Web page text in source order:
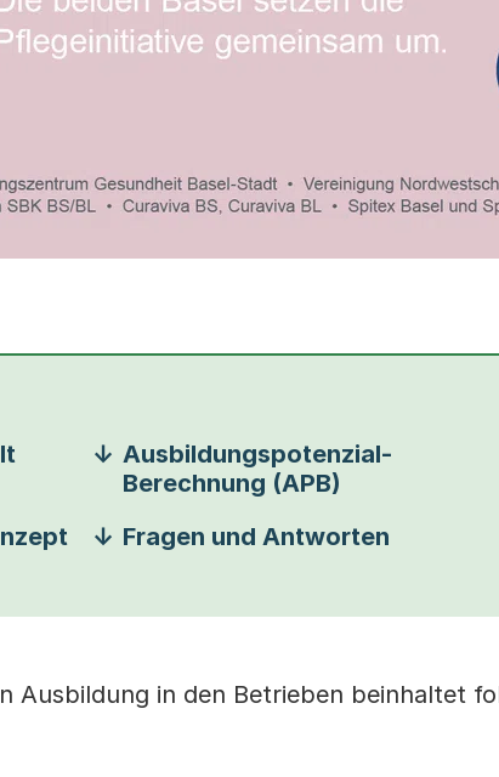
Ausbildungspotenzial-
Berechnung (APB)
Fragen und Antworten
Ausbildung in den Betrieben beinhaltet